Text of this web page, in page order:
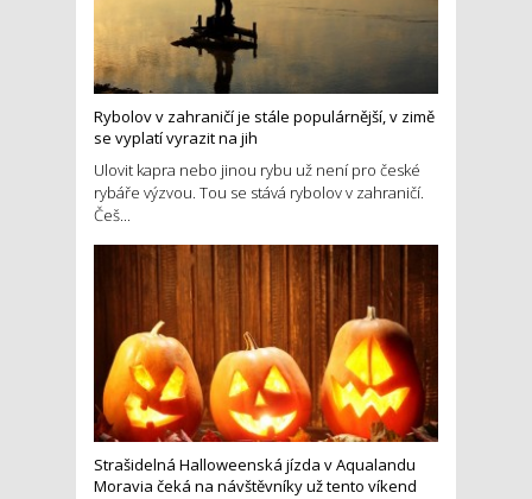
Rybolov v zahraničí je stále populárnější, v zimě
se vyplatí vyrazit na jih
Ulovit kapra nebo jinou rybu už není pro české
rybáře výzvou. Tou se stává rybolov v zahraničí.
Češ...
Strašidelná Halloweenská jízda v Aqualandu
Moravia čeká na návštěvníky už tento víkend